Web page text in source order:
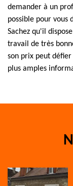
demander à un
possible pour vous
Sachez qu'il
travail de très
son prix peut
plus amples